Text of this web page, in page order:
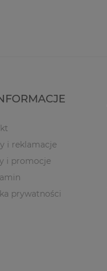
i reklamacje
i promocje
prywatności